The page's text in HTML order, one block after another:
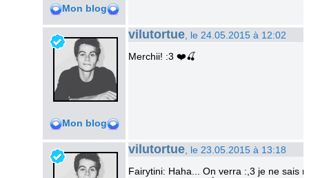
Mon blog
Mon blog
vilutortue , le 24.05.2015 à 12:02
Merchii! :3 ❤️🍒
vilutortue , le 23.05.2015 à 13:18
Fairytini: Haha... On verra :,3 je ne sais